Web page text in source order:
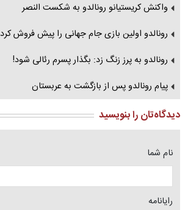
واکنش کریستیانو رونالدو به شکست النصر
رونالدو اولین بازی جام جهانی را پیش فروش کرد
رونالدو به پرز زنگ زد: بگذار پسرم رئالی شود!
پیام رونالدو پس از بازگشت به عربستان
دیدگاه‌تان را بنویسید
نام شما
رایانامه